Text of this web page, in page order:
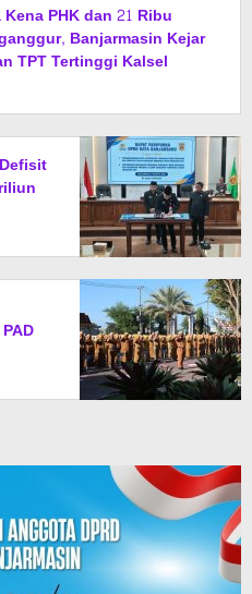
Kena PHK dan 21 Ribu
Banjarmasin Kejar
TPT Tertinggi Kalsel